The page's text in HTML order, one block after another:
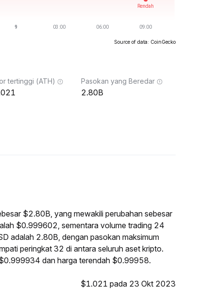
Source of data: CoinGecko
tertinggi (ATH) Pasokan yang Beredar
2.80B
$2.80B, yang mewakili perubahan sebesar
$0.999602, sementara volume trading 24
adalah 2.80B, dengan pasokan maksimum
peringkat 32 di antara seluruh aset kripto.
dan harga terendah $0.99958.
$1.021 pada 23 Okt 2023